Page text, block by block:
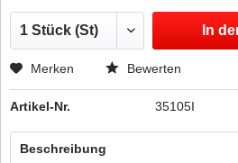
In
Merken Bewerten
Artikel-Nr. 35105I
Beschreibung